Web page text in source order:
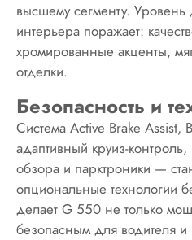
высшему сегменту. Уровень
интерьера поражает:
хромированные акценты,
отделки.
Безопасность и
Система Active Brake Assist,
адаптивный круиз-
обзора и парктроники —
опциональные технологии
делает G 550 не только
безопасным для водителя и